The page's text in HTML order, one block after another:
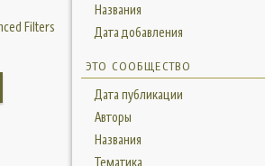
Filters
Названия
Дата добавления
ЭТО СООБЩЕСТВО
Дата публикации
Авторы
Названия
Тематика